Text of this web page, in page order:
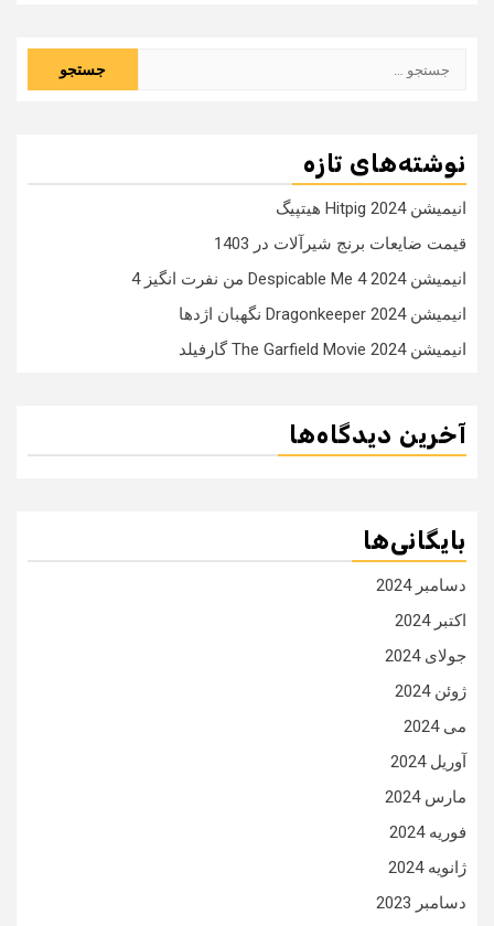
نوشته‌های تازه
انیمیشن Hitpig 2024 هیتپیگ
قیمت ضایعات برنج شیرآلات در 1403
انیمیشن Despicable Me 4 2024 من نفرت انگیز 4
انیمیشن Dragonkeeper 2024 نگهبان اژدها
انیمیشن The Garfield Movie 2024 گارفیلد
آخرین دیدگاه‌ها
بایگانی‌ها
دسامبر 2024
اکتبر 2024
جولای 2024
ژوئن 2024
می 2024
آوریل 2024
مارس 2024
فوریه 2024
ژانویه 2024
دسامبر 2023